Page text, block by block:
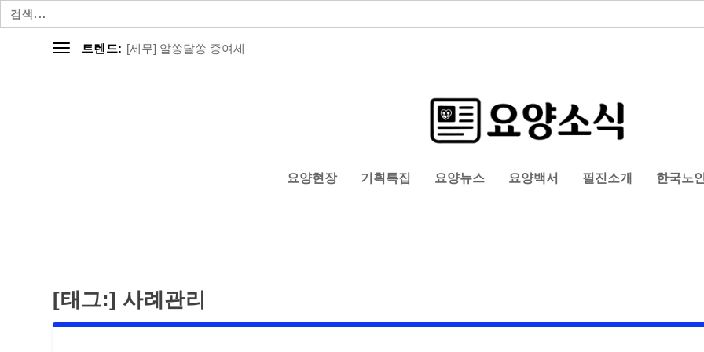
검
색:
트렌드: [세무] 알쏭달쏭 증여세
요양현장 기획특집 요양뉴스 요양백서 필진소개 한국노
[태그:] 사례관리